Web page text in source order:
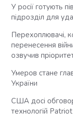
У росії готують
підрозділ для
Перехоплювачі,
перенесення
озвучив
Умеров стане
України
США досі
технологій Patriot